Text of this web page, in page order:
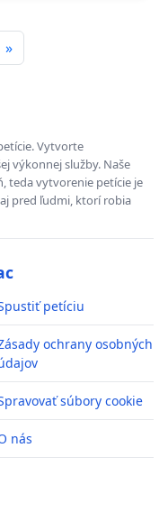
»
Vytvorte
výkonnej služby. Naše
teda vytvorenie petície je
pred ľudmi, ktorí robia
petíciu
ochrany osobných
súbory cookie
nás